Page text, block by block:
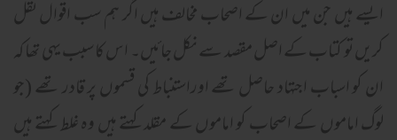
ایسے ہیں جن میں ان کے اصحاب مخالف ہیں اگر ہم سب اقوال نقل
کریں تو کتاب کے اصل مقصد سے نکل جائیں۔ اس کا سبب یہی تھا کہ
ان کو اسباب اجتہاد حاصل تھے اوراستنباط کی قسموں پر قادر تھے (جو
لوگ اماموں کے اصحاب کو اماموں کے مقلد کہتے ہیں وہ غلط کہتے ہیں